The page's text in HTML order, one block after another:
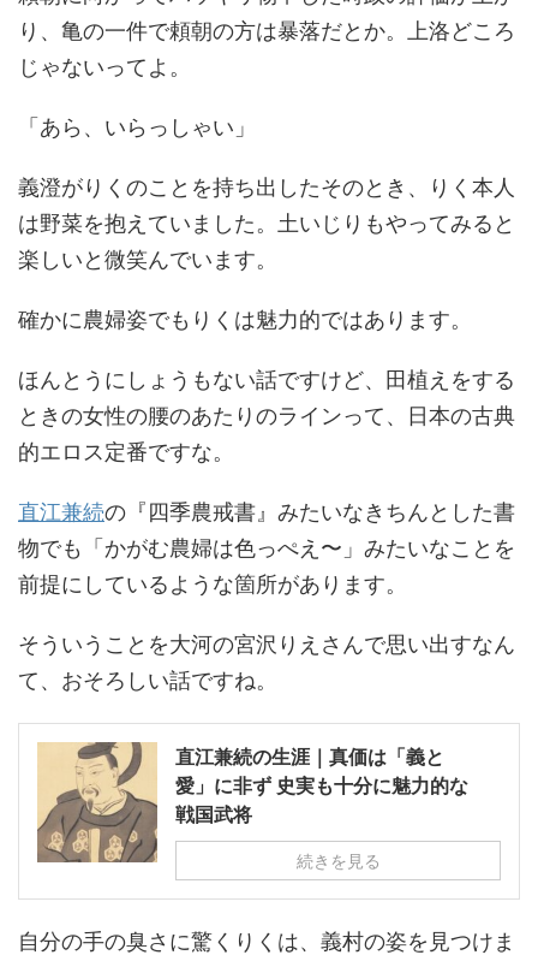
り、亀の一件で頼朝の方は暴落だとか。上洛どころ
じゃないってよ。
「あら、いらっしゃい」
義澄がりくのことを持ち出したそのとき、りく本人
は野菜を抱えていました。土いじりもやってみると
楽しいと微笑んでいます。
確かに農婦姿でもりくは魅力的ではあります。
ほんとうにしょうもない話ですけど、田植えをする
ときの女性の腰のあたりのラインって、日本の古典
的エロス定番ですな。
直江兼続の『四季農戒書』みたいなきちんとした書
物でも「かがむ農婦は色っぺえ〜」みたいなことを
前提にしているような箇所があります。
そういうことを大河の宮沢りえさんで思い出すなん
て、おそろしい話ですね。
直江兼続の生涯｜真価は「義と
愛」に非ず 史実も十分に魅力的な
戦国武将
続きを見る
自分の手の臭さに驚くりくは、義村の姿を見つけま